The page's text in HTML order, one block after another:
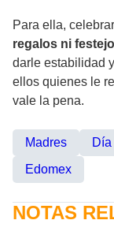
Para ella,
regalos ni
darle estabilidad
ellos quienes le
vale la pena.
Madres
Edomex
NOTAS